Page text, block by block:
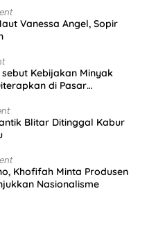
Vanessa Angel, Sopir
Kebijakan Minyak
di Pasar
Blitar Ditinggal Kabur
Khofifah Minta Produsen
Nasionalisme